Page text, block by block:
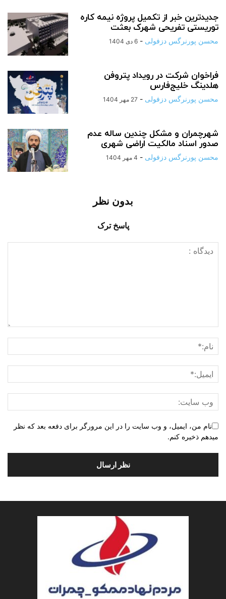
جدیدترین خبر از تکمیل پروژه نیمه کاره
توریستی تفریحی شهرک بعثت
محسن پورنرگس دزفولی - 6 دی 1404
فراخوان شرکت در رویداد پتروفن
هلدینگ خلیج‌فارس
محسن پورنرگس دزفولی - 27 مهر 1404
شهرچمران و مشکل چندین ساله عدم
صدور اسناد مالکیت اراضی شهری
محسن پورنرگس دزفولی - 4 مهر 1404
بدون نظر
پاسخ ترک
نام من، ایمیل، و وب سایت را در این مرورگر برای دفعه بعد که نظر
میدهم ذخیره کنم.